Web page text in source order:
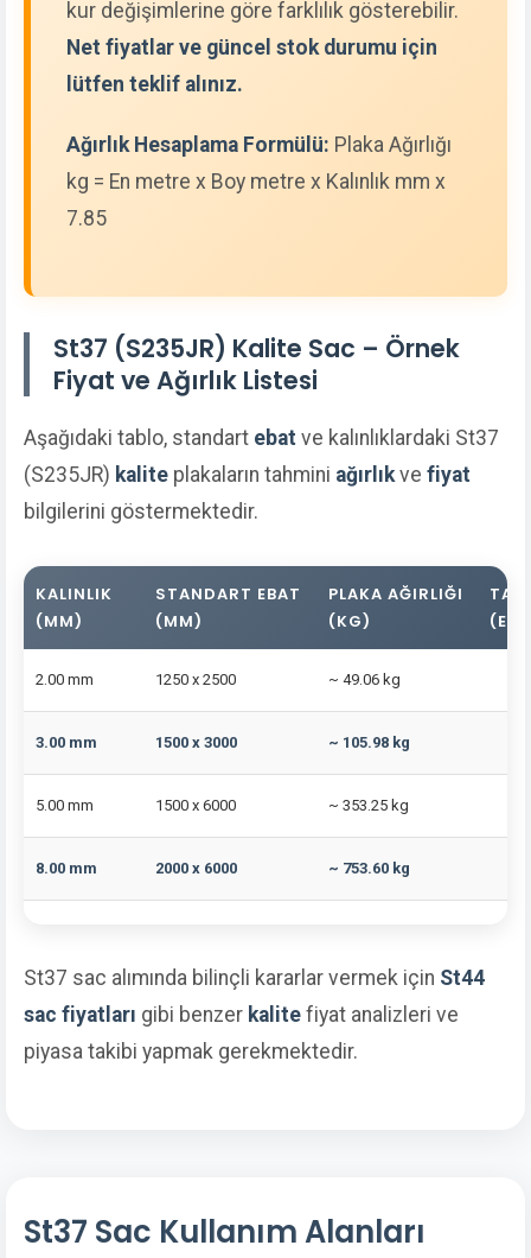
kur değişimlerine göre farklılık gösterebilir.
Net fiyatlar ve güncel stok durumu için
lütfen teklif alınız.
Ağırlık Hesaplama Formülü: Plaka Ağırlığı
kg = En metre x Boy metre x Kalınlık mm x
7.85
St37 (S235JR) Kalite Sac – Örnek
Fiyat ve Ağırlık Listesi
Aşağıdaki tablo, standart ebat ve kalınlıklardaki St37
(S235JR) kalite plakaların tahmini ağırlıkve fiyat
bilgilerini göstermektedir.
KALINLIK
(MM)
STANDART EBAT
(MM)
PLAKA AĞIRLIĞI
(KG)
2.00 mm 1250 x 2500 ~ 49.06 kg
3.00 mm 1500 x 3000 ~ 105.98 kg
5.00 mm 1500 x 6000 ~ 353.25 kg
8.00 mm 2000 x 6000 ~ 753.60 kg
St37 sac alımında bilinçli kararlar vermek için St44
sac fiyatları gibi benzer kalite fiyat analizleri ve
piyasa takibi yapmak gerekmektedir.
St37 Sac Kullanım Alanları